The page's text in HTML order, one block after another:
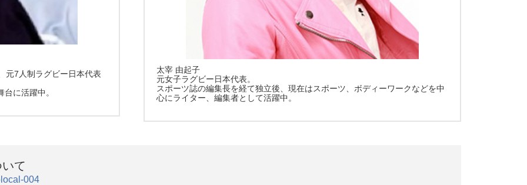
元7人制ラグビー日本代表
に活躍中。
太宰 由起子
元女子ラグビー日本代表。
スポーツ誌の編集長を経て独立後、現在はスポーツ、ボディーワークなどを中
心にライター、編集者として活躍中。
て
004